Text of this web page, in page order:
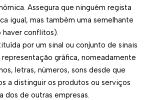
Assegura que ninguém regista
igual, mas também uma semelhante
haver conflitos).
por um sinal ou conjunto de sinais
gráfica, nomeadamente
letras, números, sons desde que
a distinguir os produtos ou serviços
dos de outras empresas.